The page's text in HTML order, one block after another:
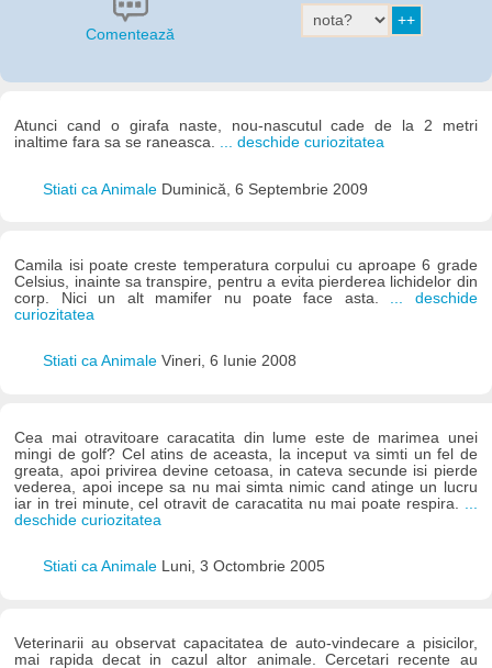
Comentează
Atunci cand o girafa naste, nou-nascutul cade de la 2 metri
inaltime fara sa se raneasca. ... deschide curiozitatea
Stiati ca Animale Duminică, 6 Septembrie 2009
Camila isi poate creste temperatura corpului cu aproape 6 grade
Celsius, inainte sa transpire, pentru a evita pierderea lichidelor din
corp. Nici un alt mamifer nu poate face asta. ... deschide
curiozitatea
Stiati ca Animale Vineri, 6 Iunie 2008
Cea mai otravitoare caracatita din lume este de marimea unei
mingi de golf? Cel atins de aceasta, la inceput va simti un fel de
greata, apoi privirea devine cetoasa, in cateva secunde isi pierde
vederea, apoi incepe sa nu mai simta nimic cand atinge un lucru
iar in trei minute, cel otravit de caracatita nu mai poate respira.
deschide curiozitatea
Stiati ca Animale Luni, 3 Octombrie 2005
Veterinarii au observat capacitatea de auto-vindecare a pisicilor,
mai rapida decat in cazul altor animale. Cercetari recente au